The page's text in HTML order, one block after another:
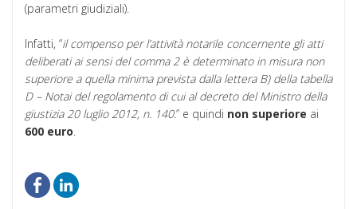
(parametri giudiziali).
Infatti, “il compenso per l’attività notarile concernente gli atti
deliberati ai sensi del comma 2 è determinato in misura non
superiore a quella minima prevista dalla lettera B) della tabella
D – Notai del regolamento di cui al decreto del Ministro della
giustizia 20 luglio 2012, n. 140.” e quindi non superiore ai
600 euro.